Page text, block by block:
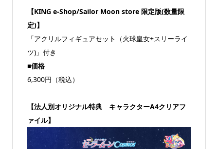
【KING e-Shop/Sailor Moon store 限定版(数量限
定)】
「アクリルフィギュアセット（火球皇女+スリーライ
ツ)」付き
■価格
6,300円（税込）
【法人別オリジナル特典 キャラクターA4クリアフ
ァイル】